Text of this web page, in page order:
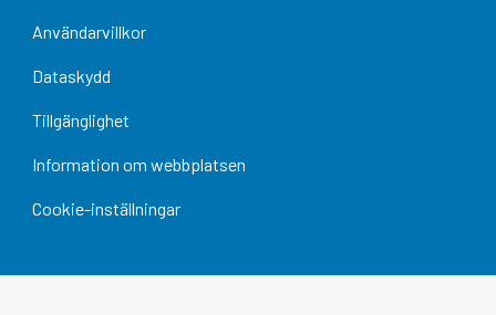
Användarvillkor
Dataskydd
Tillgänglighet
Information om webbplatsen
Cookie-inställningar